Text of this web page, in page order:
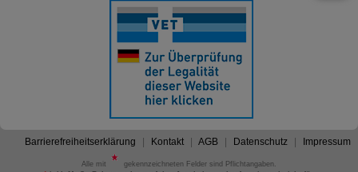
Barrierefreiheitserklärung Kontakt AGB Datenschutz Impressum
Alle mit
gekennzeichneten Felder sind Pflichtangaben.